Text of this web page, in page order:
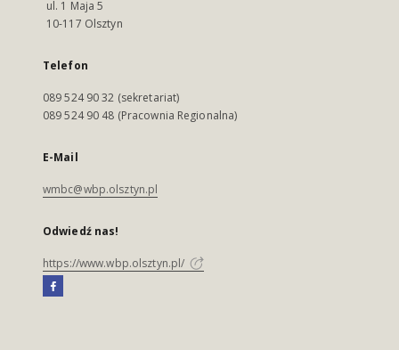
ul. 1 Maja 5
10-117 Olsztyn
Telefon
089 524 90 32 (sekretariat)
089 524 90 48 (Pracownia Regionalna)
E-Mail
wmbc@wbp.olsztyn.pl
Odwiedź nas!
https://www.wbp.olsztyn.pl/